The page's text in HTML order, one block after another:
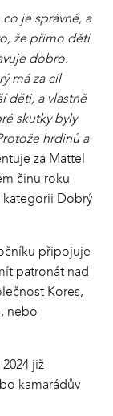
je správné, a
že přímo děti
dobro.
má za cíl
děti, a vlastně
skutky byly
hrdinů a
za Mattel
činu roku
kategorii Dobrý
připojuje
patronát nad
Kores,
nebo
již
kamarádův